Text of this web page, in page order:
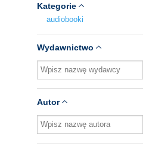
Kategorie
audiobooki
Wydawnictwo
Autor